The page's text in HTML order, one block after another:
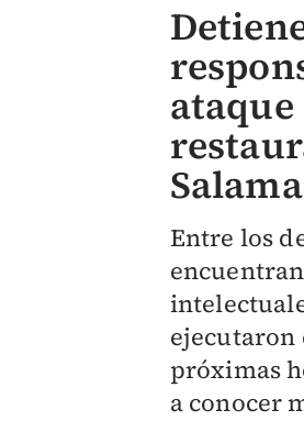
ataque
Entre los
ejecutaron
próximas
a conocer